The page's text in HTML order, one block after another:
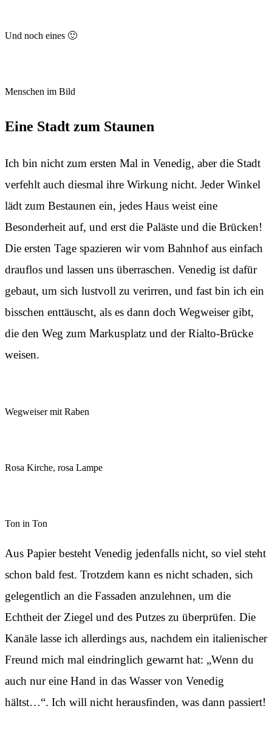
Und noch eines 🙂
Menschen im Bild
Eine Stadt zum Staunen
Ich bin nicht zum ersten Mal in Venedig, aber die Stadt
verfehlt auch diesmal ihre Wirkung nicht. Jeder Winkel
lädt zum Bestaunen ein, jedes Haus weist eine
Besonderheit auf, und erst die Paläste und die Brücken!
Die ersten Tage spazieren wir vom Bahnhof aus einfach
drauflos und lassen uns überraschen. Venedig ist dafür
gebaut, um sich lustvoll zu verirren, und fast bin ich ein
bisschen enttäuscht, als es dann doch Wegweiser gibt,
die den Weg zum Markusplatz und der Rialto-Brücke
weisen.
Wegweiser mit Raben
Rosa Kirche, rosa Lampe
Ton in Ton
Aus Papier besteht Venedig jedenfalls nicht, so viel steht
schon bald fest. Trotzdem kann es nicht schaden, sich
gelegentlich an die Fassaden anzulehnen, um die
Echtheit der Ziegel und des Putzes zu überprüfen. Die
Kanäle lasse ich allerdings aus, nachdem ein italienischer
Freund mich mal eindringlich gewarnt hat: „Wenn du
auch nur eine Hand in das Wasser von Venedig
hältst…“. Ich will nicht herausfinden, was dann passiert!